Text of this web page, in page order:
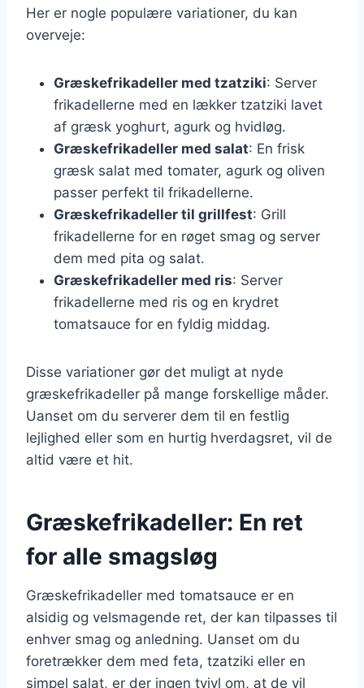
Her er nogle populære variationer, du kan
overveje:
Græskefrikadeller med tzatziki: Server
frikadellerne med en lækker tzatziki lavet
af græsk yoghurt, agurk og hvidløg.
Græskefrikadeller med salat: En frisk
græsk salat med tomater, agurk og oliven
passer perfekt til frikadellerne.
Græskefrikadeller til grillfest: Grill
frikadellerne for en røget smag og server
dem med pita og salat.
Græskefrikadeller med ris: Server
frikadellerne med ris og en krydret
tomatsauce for en fyldig middag.
Disse variationer gør det muligt at nyde
græskefrikadeller på mange forskellige måder.
Uanset om du serverer dem til en festlig
lejlighed eller som en hurtig hverdagsret, vil de
altid være et hit.
Græskefrikadeller: En ret
for alle smagsløg
Græskefrikadeller med tomatsauce er en
alsidig og velsmagende ret, der kan tilpasses til
enhver smag og anledning. Uanset om du
foretrækker dem med feta, tzatziki eller en
simpel salat, er der ingen tvivl om, at de vil